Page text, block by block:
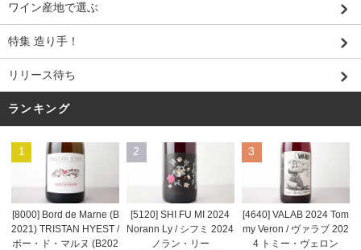
ワイン産地で選ぶ
特集 造り手！
リリース待ち
ランキング
1
[8000] Bord de Marne (B
2021) TRISTAN HYEST /
ボー・ド・マルヌ (B202
2
[5120] SHI FU MI 2024
Norann Ly / シフミ 2024
ノラン・リー
3
[4640] VALAB 2024 Tom
my Veron / ヴァラブ 202
4 トミー・ヴェロン